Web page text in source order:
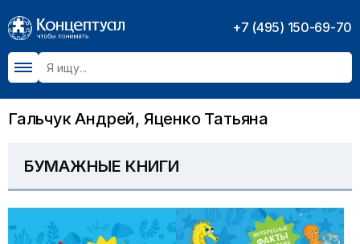
+7 (495) 150-69-70
Гальчук Андрей, Яценко Татьяна
БУМАЖНЫЕ КНИГИ